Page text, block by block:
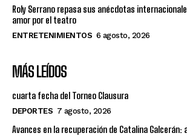
Roly Serrano repasa sus anécdotas
amor por el teatro
ENTRETENIMIENTOS 6 agosto, 2026
MÁS LEÍDOS
cuarta fecha del Torneo Clausura
DEPORTES 7 agosto, 2026
Avances en la recuperación de Catalina